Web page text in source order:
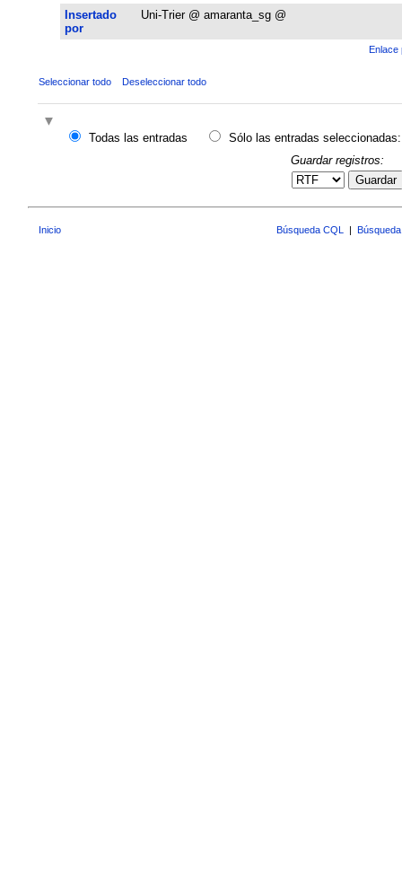
Insertado
por
Uni-Trier @ amaranta_sg @
Enlace
Seleccionar todo Deseleccionar todo
Todas las entradas
Sólo las entradas seleccionadas:
Guardar registros:
Guardar
Inicio Búsqueda CQL